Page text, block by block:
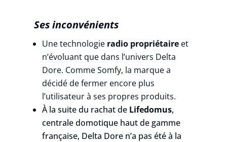
Ses inconvénients
Une technologie radio propriétaire et
n’évoluant que dans l’univers Delta
Dore. Comme Somfy, la marque a
décidé de fermer encore plus
l’utilisateur à ses propres produits.
À la suite du rachat de Lifedomus,
centrale domotique haut de gamme
française, Delta Dore n’a pas été à la